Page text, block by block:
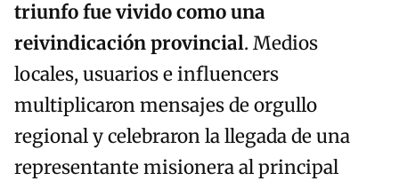
triunfo fue vivido como una
reivindicación provincial. Medios
locales, usuarios e influencers
multiplicaron mensajes de orgullo
regional y celebraron la llegada de una
representante misionera al principal